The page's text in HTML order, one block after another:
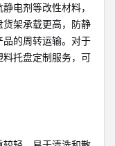
电剂等改性材料，
架承载更高，防静
的周转运输。对于
托盘定制服务，可